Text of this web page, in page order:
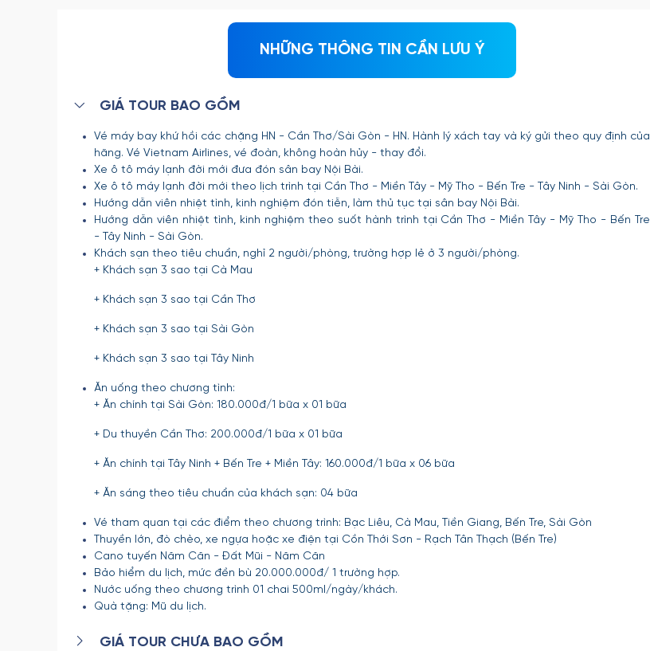
NHỮNG THÔNG TIN CẦN LƯU Ý
GIÁ TOUR BAO GỒM
Vé máy bay khứ hồi các chặng HN - Cần Thơ/Sài Gòn - HN. Hành lý xách tay và ký gửi theo quy định của
hãng. Vé Vietnam Airlines, vé đoàn, không hoàn hủy - thay đổi.
Xe ô tô máy lạnh đời mới đưa đón sân bay Nội Bài.
Xe ô tô máy lạnh đời mới theo lịch trình tại Cần Thơ - Miền Tây - Mỹ Tho - Bến Tre - Tây Ninh - Sài Gòn.
Hướng dẫn viên nhiệt tình, kinh nghiệm đón tiễn, làm thủ tục tại sân bay Nội Bài.
Hướng dẫn viên nhiệt tình, kinh nghiệm theo suốt hành trình tại Cần Thơ - Miền Tây - Mỹ Tho - Bến Tre
- Tây Ninh - Sài Gòn.
Khách sạn theo tiêu chuẩn, nghỉ 2 người/phòng, trường hợp lẻ ở 3 người/phòng.
+ Khách sạn 3 sao tại Cà Mau
+ Khách sạn 3 sao tại Cần Thơ
+ Khách sạn 3 sao tại Sài Gòn
+ Khách sạn 3 sao tại Tây Ninh
Ăn uống theo chương tình:
+ Ăn chính tại Sài Gòn: 180.000đ/1 bữa x 01 bữa
+ Du thuyền Cần Thơ: 200.000đ/1 bữa x 01 bữa
+ Ăn chính tại Tây Ninh + Bến Tre + Miền Tây: 160.000đ/1 bữa x 06 bữa
+ Ăn sáng theo tiêu chuẩn của khách sạn: 04 bữa
Vé tham quan tại các điểm theo chương trình: Bạc Liêu, Cà Mau, Tiền Giang, Bến Tre, Sài Gòn
Thuyền lớn, đò chèo, xe ngựa hoặc xe điện tại Cồn Thới Sơn - Rạch Tân Thạch (Bến Tre)
Cano tuyến Năm Căn - Đất Mũi - Năm Căn
Bảo hiểm du lịch, mức đền bù 20.000.000đ/ 1 trường hợp.
Nước uống theo chương trình 01 chai 500ml/ngày/khách.
Quà tặng: Mũ du lịch.
GIÁ TOUR CHƯA BAO GỒM